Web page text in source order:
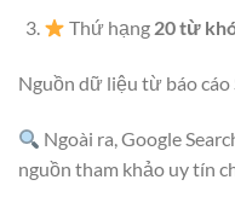
Thứ hạng 20 từ
Nguồn dữ liệu từ báo
Ngoài ra, Google
nguồn tham khảo uy tín